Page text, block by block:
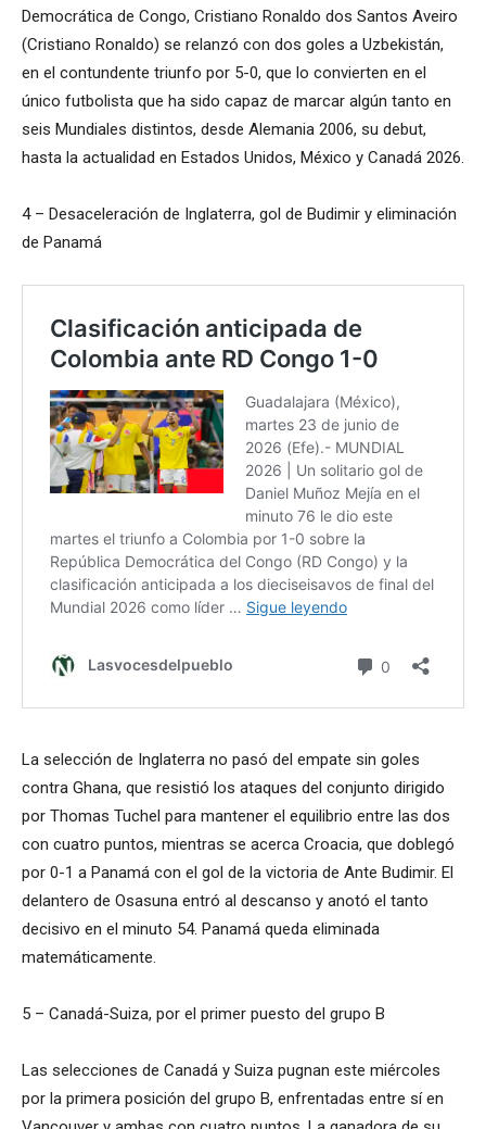
Democrática de Congo, Cristiano Ronaldo dos Santos Aveiro
(Cristiano Ronaldo) se relanzó con dos goles a Uzbekistán,
en el contundente triunfo por 5-0, que lo convierten en el
único futbolista que ha sido capaz de marcar algún tanto en
seis Mundiales distintos, desde Alemania 2006, su debut,
hasta la actualidad en Estados Unidos, México y Canadá 2026.
4 – Desaceleración de Inglaterra, gol de Budimir y eliminación
de Panamá
La selección de Inglaterra no pasó del empate sin goles
contra Ghana, que resistió los ataques del conjunto dirigido
por Thomas Tuchel para mantener el equilibrio entre las dos
con cuatro puntos, mientras se acerca Croacia, que doblegó
por 0-1 a Panamá con el gol de la victoria de Ante Budimir. El
delantero de Osasuna entró al descanso y anotó el tanto
decisivo en el minuto 54. Panamá queda eliminada
matemáticamente.
5 – Canadá-Suiza, por el primer puesto del grupo B
Las selecciones de Canadá y Suiza pugnan este miércoles
por la primera posición del grupo B, enfrentadas entre sí en